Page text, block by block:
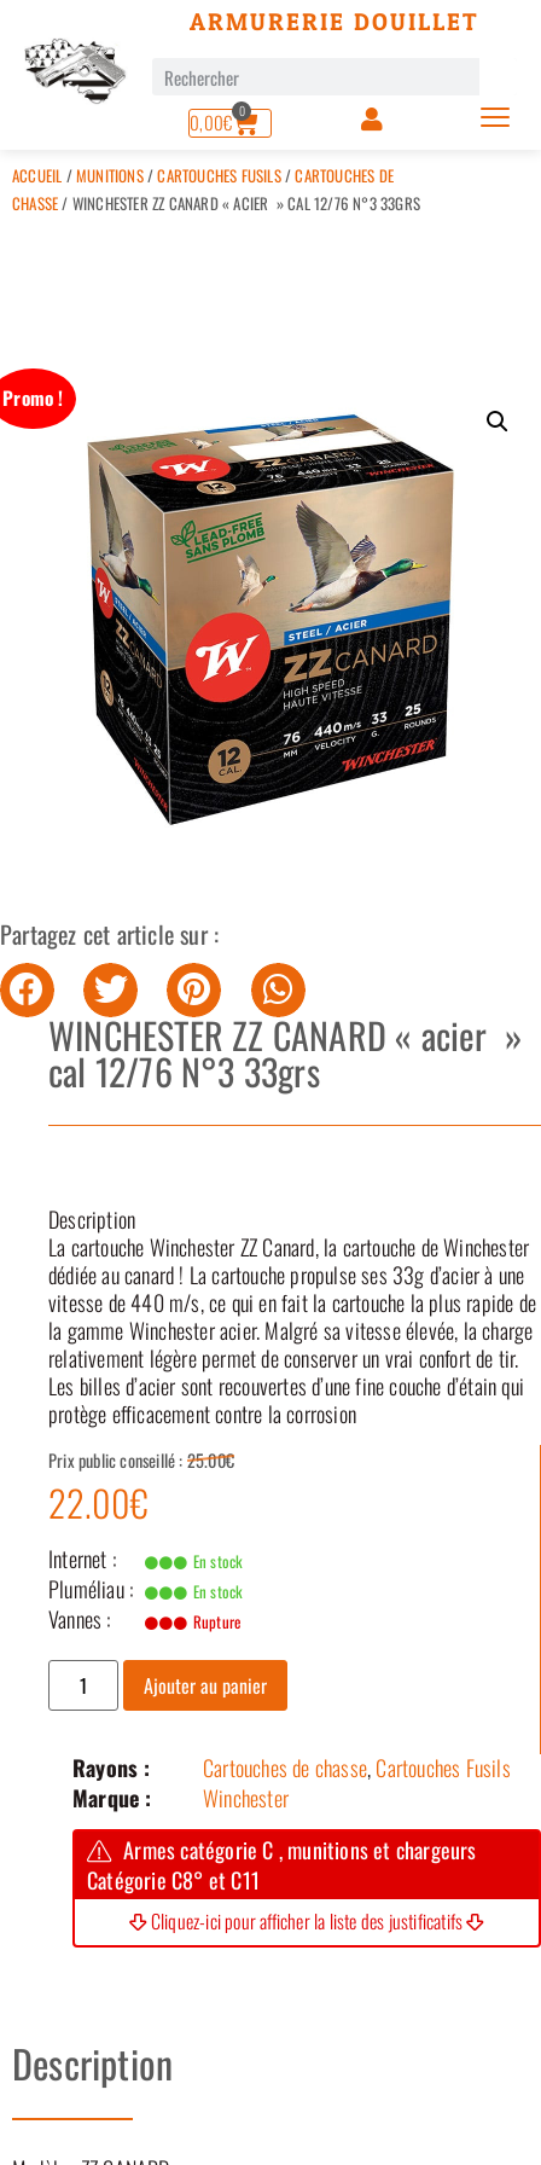
ARMURERIE DOUILLET
0,00€ 0
ACCUEIL /MUNITIONS/CARTOUCHES FUSILS/CARTOUCHES DE
CHASSE/ WINCHESTER ZZ CANARD « ACIER » CAL 12/76 N°3 33GRS
Promo !
Partagez cet article sur :
WINCHESTER ZZ CANARD « acier »
cal 12/76 N°3 33grs
Description
La cartouche Winchester ZZ Canard, la cartouche de Winchester
dédiée au canard ! La cartouche propulse ses 33g d’acier à une
vitesse de 440 m/s, ce qui en fait la cartouche la plus rapide de
la gamme Winchester acier. Malgré sa vitesse élevée, la charge
relativement légère permet de conserver un vrai confort de tir.
Les billes d’acier sont recouvertes d’une fine couche d’étain qui
protège efficacement contre la corrosion
Prix public conseillé :25.00€
22.00€
Internet : En stock
Pluméliau : En stock
Vannes : Rupture
Ajouter au panier
Rayons : Cartouches de chasse,Cartouches Fusils
Marque :
Winchester
Armes catégorie C , munitions et chargeurs
Catégorie C8° et C11
Cliquez-ici pour afficher la liste des justificatifs
Description